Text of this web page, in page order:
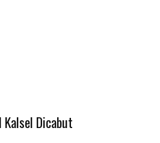
Dicabut